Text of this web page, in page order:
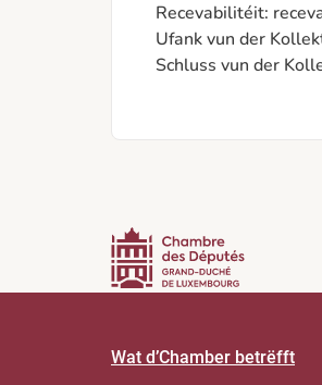
Recevabilitéit:
Ufank vun der
Schluss vun der
Wat d’Chamber betrëfft